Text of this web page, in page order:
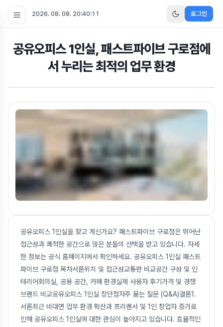
2026. 08. 08. 20:40:12 로그인
공유오피스 1인실, 패스트파이브 구로점에
서 누리는 최적의 업무 환경
공유오피스 1인실을 찾고 계신가요? 패스트파이브 구로점은 뛰어난
접근성과 쾌적한 공간으로 많은 분들의 선택을 받고 있습니다. 자세
한 정보는 공식 홈페이지에서 확인하세요. 공유오피스 1인실 패스트
파이브 구로점 목차서론위치 및 접근성교통편 비교공간 구성 및 인
테리어회의실, 공용 공간, 카페 환경실제 사용자 후기가격 및 경쟁
브랜드 비교공유오피스 1인실 장단점자주 묻는 질문 (Q&A)결론1.
서론최근 비대면 업무 환경 확산과 프리랜서 및 1인 창업자 증가로
인해 공유오피스 1인실에 대한 관심이 높아지고 있습니다. 효율적인